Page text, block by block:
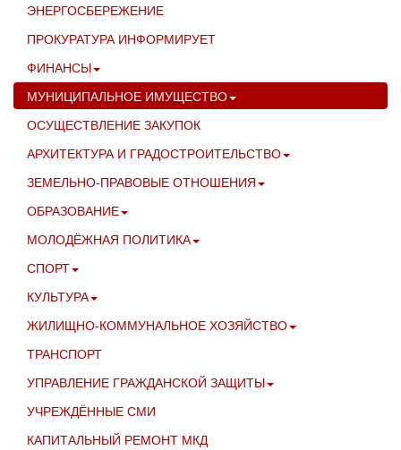
ЭНЕРГОСБЕРЕЖЕНИЕ
ПРОКУРАТУРА ИНФОРМИРУЕТ
ФИНАНСЫ
МУНИЦИПАЛЬНОЕ ИМУЩЕСТВО
ОСУЩЕСТВЛЕНИЕ ЗАКУПОК
АРХИТЕКТУРА И ГРАДОСТРОИТЕЛЬСТВО
ЗЕМЕЛЬНО-ПРАВОВЫЕ ОТНОШЕНИЯ
ОБРАЗОВАНИЕ
МОЛОДЁЖНАЯ ПОЛИТИКА
СПОРТ
КУЛЬТУРА
ЖИЛИЩНО-КОММУНАЛЬНОЕ ХОЗЯЙСТВО
ТРАНСПОРТ
УПРАВЛЕНИЕ ГРАЖДАНСКОЙ ЗАЩИТЫ
УЧРЕЖДЁННЫЕ СМИ
КАПИТАЛЬНЫЙ РЕМОНТ МКД